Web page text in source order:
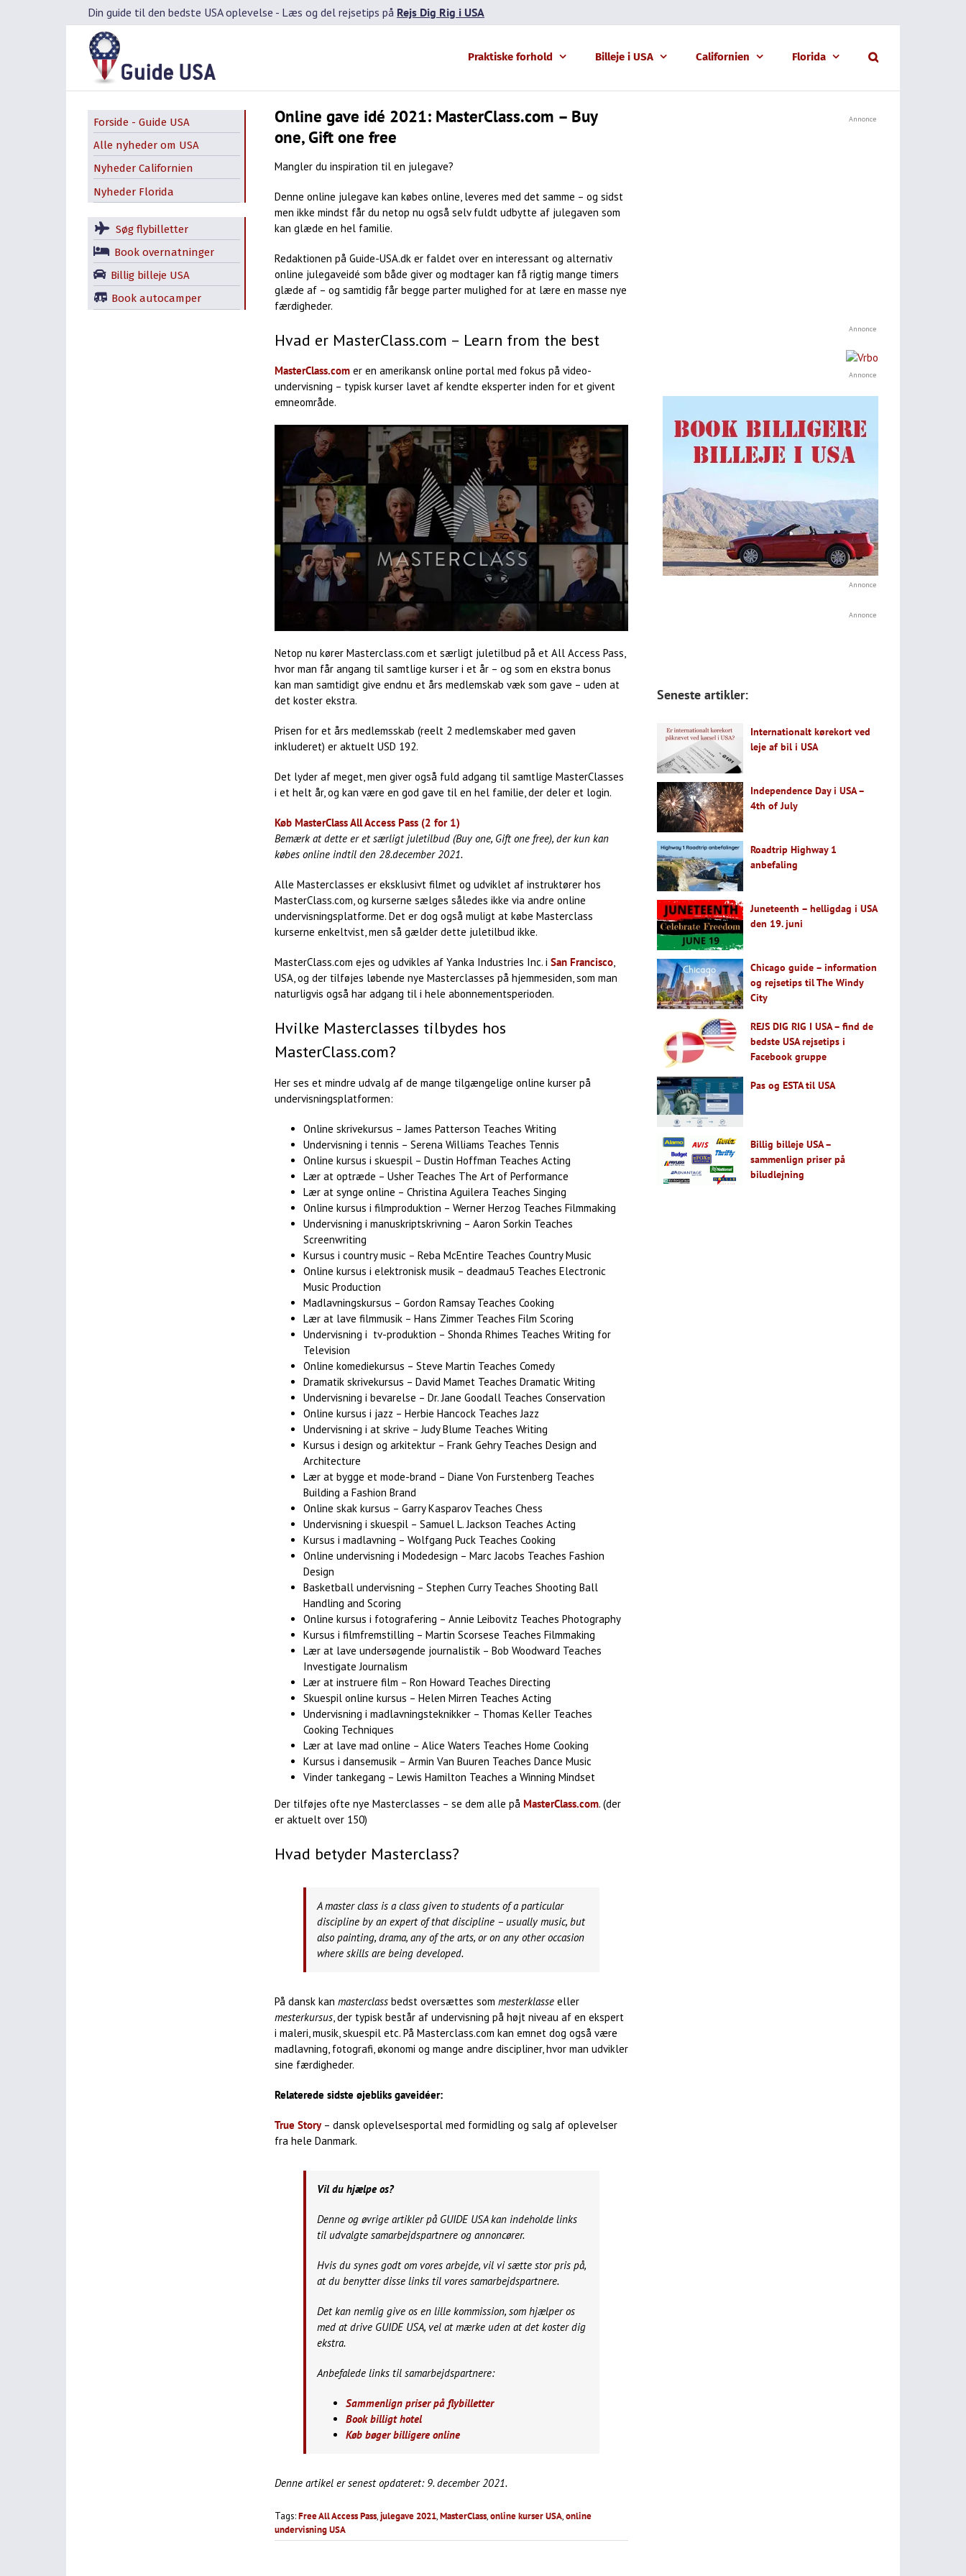
Din guide til den bedste USA oplevelse - Læs og del rejsetips på Rejs Dig Rig i USA
Praktiske forhold Billeje i USA Californien Florida
Online gave idé 2021: MasterClass.com – Buy
one, Gift one free
Mangler du inspiration til en julegave?
Denne online julegave kan købes online, leveres med det samme – og sidst
men ikke mindst får du netop nu også selv fuldt udbytte af julegaven som
kan glæde en hel familie.
Redaktionen på Guide-USA.dk er faldet over en interessant og alternativ
online julegaveidé som både giver og modtager kan få rigtig mange timers
glæde af – og samtidig får begge parter mulighed for at lære en masse nye
færdigheder.
Hvad er MasterClass.com – Learn from the best
MasterClass.com er en amerikansk online portal med fokus på video-
undervisning – typisk kurser lavet af kendte eksperter inden for et givent
emneområde.
Netop nu kører Masterclass.com et særligt juletilbud på et All Access Pass,
hvor man får angang til samtlige kurser i et år – og som en ekstra bonus
kan man samtidigt give endnu et års medlemskab væk som gave – uden at
det koster ekstra.
Prisen for et års medlemsskab (reelt 2 medlemskaber med gaven
inkluderet) er aktuelt USD 192.
Det lyder af meget, men giver også fuld adgang til samtlige MasterClasses
i et helt år, og kan være en god gave til en hel familie, der deler et login.
Køb MasterClass All Access Pass (2 for 1)
Bemærk at dette er et særligt juletilbud (Buy one, Gift one free), der kun kan
købes online indtil den 28.december 2021.
Alle Masterclasses er eksklusivt filmet og udviklet af instruktører hos
MasterClass.com, og kurserne sælges således ikke via andre online
undervisningsplatforme. Det er dog også muligt at købe Masterclass
kurserne enkeltvist, men så gælder dette juletilbud ikke.
MasterClass.com ejes og udvikles af Yanka Industries Inc. i San Francisco,
USA, og der tilføjes løbende nye Masterclasses på hjemmesiden, som man
naturligvis også har adgang til i hele abonnementsperioden.
Hvilke Masterclasses tilbydes hos
MasterClass.com?
Her ses et mindre udvalg af de mange tilgængelige online kurser på
undervisningsplatformen:
Online skrivekursus – James Patterson Teaches Writing
Undervisning i tennis – Serena Williams Teaches Tennis
Online kursus i skuespil – Dustin Hoffman Teaches Acting
Lær at optræde – Usher Teaches The Art of Performance
Lær at synge online – Christina Aguilera Teaches Singing
Online kursus i filmproduktion – Werner Herzog Teaches Filmmaking
Undervisning i manuskriptskrivning – Aaron Sorkin Teaches
Screenwriting
Kursus i country music – Reba McEntire Teaches Country Music
Online kursus i elektronisk musik – deadmau5 Teaches Electronic
Music Production
Madlavningskursus – Gordon Ramsay Teaches Cooking
Lær at lave filmmusik – Hans Zimmer Teaches Film Scoring
Undervisning i tv-produktion – Shonda Rhimes Teaches Writing for
Television
Online komediekursus – Steve Martin Teaches Comedy
Dramatik skrivekursus – David Mamet Teaches Dramatic Writing
Undervisning i bevarelse – Dr. Jane Goodall Teaches Conservation
Online kursus i jazz – Herbie Hancock Teaches Jazz
Undervisning i at skrive – Judy Blume Teaches Writing
Kursus i design og arkitektur – Frank Gehry Teaches Design and
Architecture
Lær at bygge et mode-brand – Diane Von Furstenberg Teaches
Building a Fashion Brand
Online skak kursus – Garry Kasparov Teaches Chess
Undervisning i skuespil – Samuel L. Jackson Teaches Acting
Kursus i madlavning – Wolfgang Puck Teaches Cooking
Online undervisning i Modedesign – Marc Jacobs Teaches Fashion
Design
Basketball undervisning – Stephen Curry Teaches Shooting Ball
Handling and Scoring
Online kursus i fotografering – Annie Leibovitz Teaches Photography
Kursus i filmfremstilling – Martin Scorsese Teaches Filmmaking
Lær at lave undersøgende journalistik – Bob Woodward Teaches
Investigate Journalism
Lær at instruere film – Ron Howard Teaches Directing
Skuespil online kursus – Helen Mirren Teaches Acting
Undervisning i madlavningsteknikker – Thomas Keller Teaches
Cooking Techniques
Lær at lave mad online – Alice Waters Teaches Home Cooking
Kursus i dansemusik – Armin Van Buuren Teaches Dance Music
Vinder tankegang – Lewis Hamilton Teaches a Winning Mindset
Der tilføjes ofte nye Masterclasses – se dem alle på MasterClass.com. (der
er aktuelt over 150)
Hvad betyder Masterclass?
A master class is a class given to students of a particular
discipline by an expert of that discipline – usually music, but
also painting, drama, any of the arts, or on any other occasion
where skills are being developed.
På dansk kan masterclass bedst oversættes som mesterklasse eller
mesterkursus , der typisk består af undervisning på højt niveau af en ekspert
i maleri, musik, skuespil etc. På Masterclass.com kan emnet dog også være
madlavning, fotografi, økonomi og mange andre discipliner, hvor man udvikler
sine færdigheder.
Relaterede sidste øjebliks gaveidéer:
True Story– dansk oplevelsesportal med formidling og salg af oplevelser
fra hele Danmark.
Vil du hjælpe os?
Denne og øvrige artikler på GUIDE USA kan indeholde links
til udvalgte samarbejdspartnere og annoncører.
Hvis du synes godt om vores arbejde, vil vi sætte stor pris på,
at du benytter disse links til vores samarbejdspartnere.
Det kan nemlig give os en lille kommission, som hjælper os
med at drive GUIDE USA, vel at mærke uden at det koster dig
ekstra.
Anbefalede links til samarbejdspartnere:
Sammenlign priser på flybilletter
Book billigt hotel
Køb bøger billigere online
Denne artikel er senest opdateret: 9. december 2021.
Tags:Free All Access Pass,julegave 2021,MasterClass,online kurser USA,online
undervisning USA
Forside - Guide USA
Alle nyheder om USA
Nyheder Californien
Nyheder Florida
Søg flybilletter
Book overnatninger
Billig billeje USA
Book autocamper
Annonce
Annonce
Annonce
Annonce
Annonce
Seneste artikler:
Internationalt kørekort ved
leje af bil i USA
Independence Day i USA –
4th of July
Roadtrip Highway 1
anbefaling
Juneteenth – helligdag i USA
den 19. juni
Chicago guide – information
og rejsetips til The Windy
City
REJS DIG RIG I USA – find de
bedste USA rejsetips i
Facebook gruppe
Pas og ESTA til USA
Billig billeje USA –
sammenlign priser på
biludlejning